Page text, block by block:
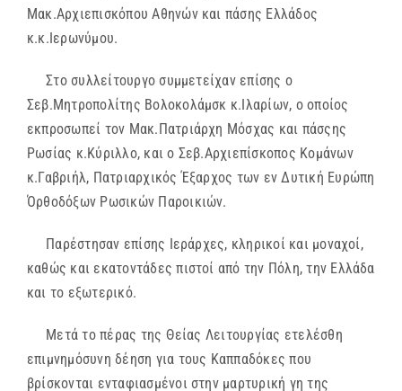
Μακ.Αρχιεπισκόπου Αθηνών και πάσης Ελλάδος
κ.κ.Ιερωνύμου.
Στο συλλείτουργο συμμετείχαν επίσης ο
Σεβ.Μητροπολίτης Βολοκολάμσκ κ.Ιλαρίων, ο οποίος
εκπροσωπεί τον Μακ.Πατριάρχη Μόσχας και πάσςης
Ρωσίας κ.Κύριλλο, και ο Σεβ.Αρχιεπίσκοπος Κομάνων
κ.Γαβριήλ, Πατριαρχικός Έξαρχος των εν Δυτική Ευρώπη
Όρθοδόξων Ρωσικών Παροικιών.
Παρέστησαν επίσης Ιεράρχες, κληρικοί και μοναχοί,
καθώς και εκατοντάδες πιστοί από την Πόλη, την Ελλάδα
και το εξωτερικό.
Μετά το πέρας της Θείας Λειτουργίας ετελέσθη
επιμνημόσυνη δέηση για τους Καππαδόκες που
βρίσκονται ενταφιασμένοι στην μαρτυρική γη της